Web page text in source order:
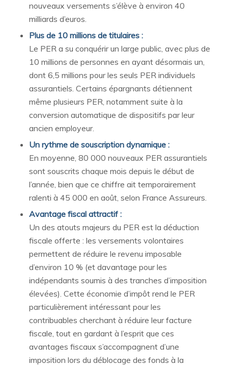
nouveaux versements s’élève à environ 40
milliards d’euros.
Plus de 10 millions de titulaires :
Le PER a su conquérir un large public, avec plus de
10 millions de personnes en ayant désormais un,
dont 6,5 millions pour les seuls PER individuels
assurantiels. Certains épargnants détiennent
même plusieurs PER, notamment suite à la
conversion automatique de dispositifs par leur
ancien employeur.
Un rythme de souscription dynamique :
En moyenne, 80 000 nouveaux PER assurantiels
sont souscrits chaque mois depuis le début de
l’année, bien que ce chiffre ait temporairement
ralenti à 45 000 en août, selon France Assureurs.
Avantage fiscal attractif :
Un des atouts majeurs du PER est la déduction
fiscale offerte : les versements volontaires
permettent de réduire le revenu imposable
d’environ 10 % (et davantage pour les
indépendants soumis à des tranches d’imposition
élevées). Cette économie d’impôt rend le PER
particulièrement intéressant pour les
contribuables cherchant à réduire leur facture
fiscale, tout en gardant à l’esprit que ces
avantages fiscaux s’accompagnent d’une
imposition lors du déblocage des fonds à la